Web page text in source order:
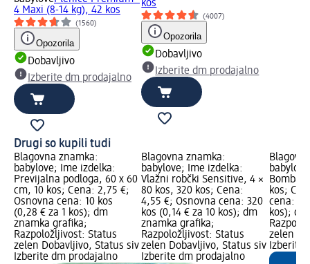
4 Maxi (8-14 kg), 42 kos
(1560)
Opozorila
Dobavljivo
Izberite dm prodajalno
kos
(4007)
Opozorila
Dobavljivo
Izberite dm prodajalno
Drugi so kupili tudi
Blagovna znamka:
babylove; Ime izdelka:
Previjalna podloga, 60 x 60
cm, 10 kos; Cena: 2,75 €;
Osnovna cena: 10 kos
(0,28 € za 1 kos); dm
znamka grafika;
Razpoložljivost: Status
zelen Dobavljivo, Status siv
Izberite dm prodajalno
Blagovna znamka:
babylove; Ime izdelka:
Vlažni robčki Sensitive, 4 ×
80 kos, 320 kos; Cena:
4,55 €; Osnovna cena: 320
kos (0,14 € za 10 kos); dm
znamka grafika;
Razpoložljivost: Status
zelen Dobavljivo, Status siv
Izberite dm prodajalno
kos;
cena: 60
kos);
zelen
Izberite